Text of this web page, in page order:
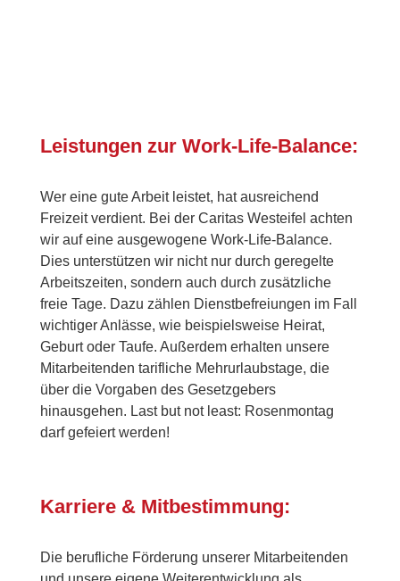
Leistungen zur Work-Life-Balance:
Wer eine gute Arbeit leistet, hat ausreichend
Freizeit verdient. Bei der Caritas Westeifel achten
wir auf eine ausgewogene Work-Life-Balance.
Dies unterstützen wir nicht nur durch geregelte
Arbeitszeiten, sondern auch durch zusätzliche
freie Tage. Dazu zählen Dienstbefreiungen im Fall
wichtiger Anlässe, wie beispielsweise Heirat,
Geburt oder Taufe. Außerdem erhalten unsere
Mitarbeitenden tarifliche Mehrurlaubstage, die
über die Vorgaben des Gesetzgebers
hinausgehen. Last but not least: Rosenmontag
darf gefeiert werden!
Karriere & Mitbestimmung:
Die berufliche Förderung unserer Mitarbeitenden